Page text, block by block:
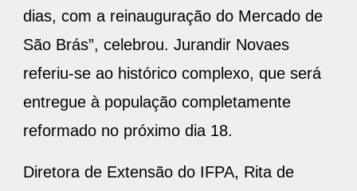
dias, com a reinauguração do Mercado de
São Brás”, celebrou. Jurandir Novaes
referiu-se ao histórico complexo, que será
entregue à população completamente
reformado no próximo dia 18.
Diretora de Extensão do IFPA, Rita de